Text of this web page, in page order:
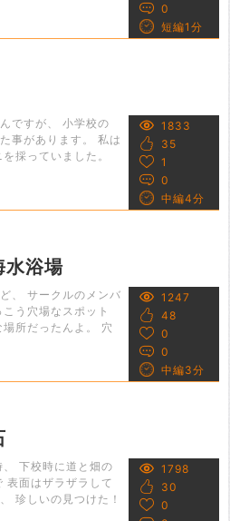
0
短編1分
ですが、 小学校の
事があります。 私は
採っていました。
1833
35
1
0
中編4分
水浴場
、 サークルのメンバ
う穴場なスポット
所だったんよ。 穴
1247
48
0
0
中編3分
下校時に道と畑の
表面はザラザラして
珍しいの見つけた！
1798
30
0